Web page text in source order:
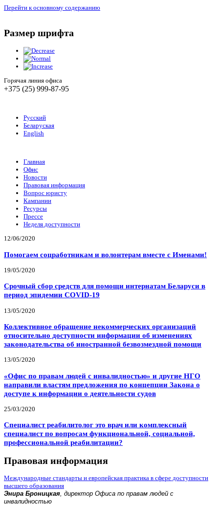
Перейти к основному содержанию
Размер шрифта
Горячая линия офиса
+375 (25) 999-87-95
Русский
Беларуская
English
Главная
Офис
Новости
Правовая информация
Вопрос юристу
Кампании
Ресурсы
Прессе
Неделя доступности
12/06/2020
Помогаем соцработникам и волонтерам вместе с Именами!
19/05/2020
Срочный сбор средств для помощи интернатам Беларуси в
период эпидемии COVID-19
13/05/2020
Коллективное обращение некоммерческих организаций
относительно доступности информации об изменениях
законодательства об иностранной безвозмездной помощи
13/05/2020
«Офис по правам людей с инвалидностью» и другие НГО
направили властям предложения по концепции Закона о
доступе к информации о деятельности судов
25/03/2020
Специалист реабилитолог это врач или комплексный
специалист по вопросам функциональной, социальной,
профессиональной реабилитации?
Правовая информация
Международные стандарты и европейская практика в сфере доступности
высшего образования
Энира Броницкая, директор Офиса по правам людей с
инвалидностью